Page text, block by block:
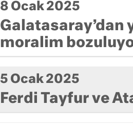
8 Ocak 2025
Galatasaray’dan
moralim
5 Ocak 2025
Ferdi Tayfur ve